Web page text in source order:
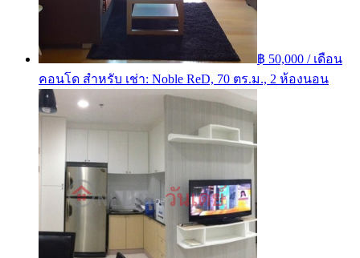
฿ 50,000 / เดือน
คอนโด สำหรับ เช่า: Noble ReD, 70 ตร.ม., 2 ห้องนอน